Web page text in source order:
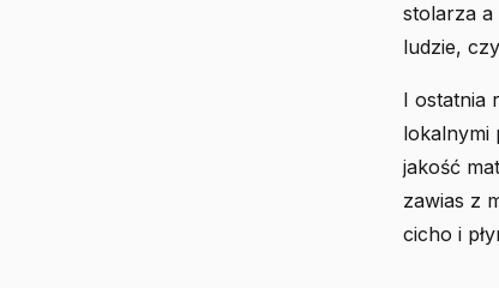
stolarza a
ludzie,
I ostatnia
lokalnymi
jakość
zawias z
cicho i